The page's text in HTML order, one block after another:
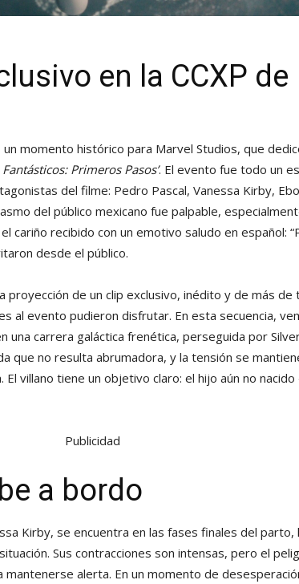
en la CCXP de
momento histórico para Marvel Studios, que
Fantásticos: Primeros Pasos’. El evento fue todo un
del filme: Pedro Pascal, Vanessa Kirby,
del público mexicano fue palpable,
cariño recibido con un emotivo saludo en español:
desde el público.
proyección de un clip exclusivo, inédito y de más
al evento pudieron disfrutar. En esta secuencia,
una carrera galáctica frenética, perseguida por
que no resulta abrumadora, y la tensión se
villano tiene un objetivo claro: el hijo aún no nacido
Publicidad
a bordo
Kirby, se encuentra en las fases finales del parto,
Sus contracciones son intensas, pero el
mantenerse alerta. En un momento de